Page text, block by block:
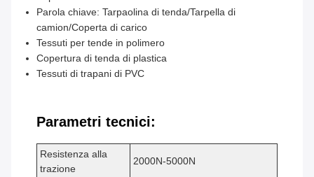
Parola chiave: Tarpaolina di tenda/Tarpella di
camion/Coperta di carico
Tessuti per tende in polimero
Copertura di tenda di plastica
Tessuti di trapani di PVC
Parametri tecnici:
Resistenza alla
trazione
2000N-5000N